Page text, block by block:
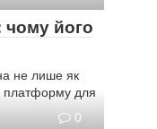
чому його
не лише як
платформу для
0